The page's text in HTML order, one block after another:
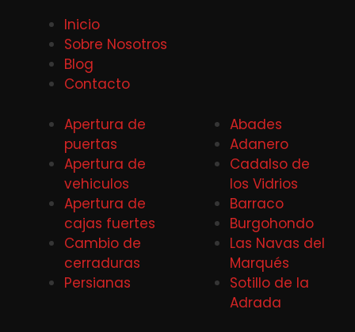
Inicio
Sobre Nosotros
Blog
Contacto
Apertura de
puertas
Apertura de
vehiculos
Apertura de
cajas fuertes
Cambio de
cerraduras
Persianas
Abades
Adanero
Cadalso de
los Vidrios
Barraco
Burgohondo
Las Navas del
Marqués
Sotillo de la
Adrada